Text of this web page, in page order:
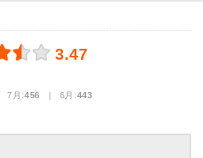
3.47
7月:456 | 6月:443